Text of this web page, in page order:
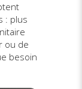
: plus
ou de
besoin